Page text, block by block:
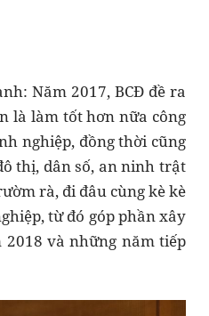
Năm 2017, BCĐ đề ra
là làm tốt hơn nữa công
nghiệp, đồng thời cũng
thị, dân số, an ninh trật
rà, đi đâu cùng kè kè
từ đó góp phần xây
2018 và những năm tiếp